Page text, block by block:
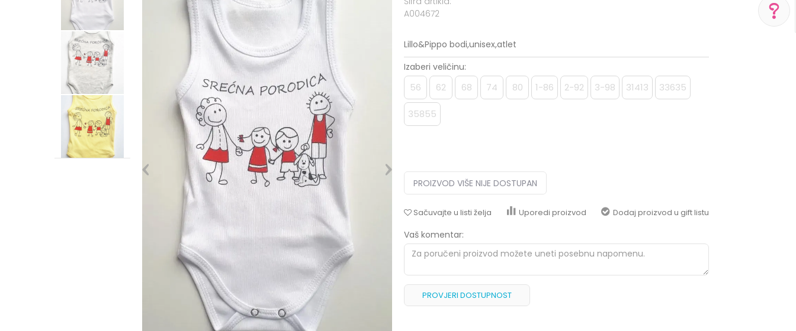
A004672
Lillo&Pippo bodi,unisex,atlet
Izaberi veličinu:
56 62 68 74 80 1-86 2-92 3-98 31413 33635
35855
PROIZVOD VIŠE NIJE DOSTUPAN
Sačuvajte u listi želja Uporedi proizvod Dodaj proizvod u gift listu
Vaš komentar:
PROVJERI DOSTUPNOST
+387 656-72209
Radno vreme